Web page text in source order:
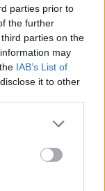
parties prior to
the further
parties on the
may
IAB’s List of
it to other